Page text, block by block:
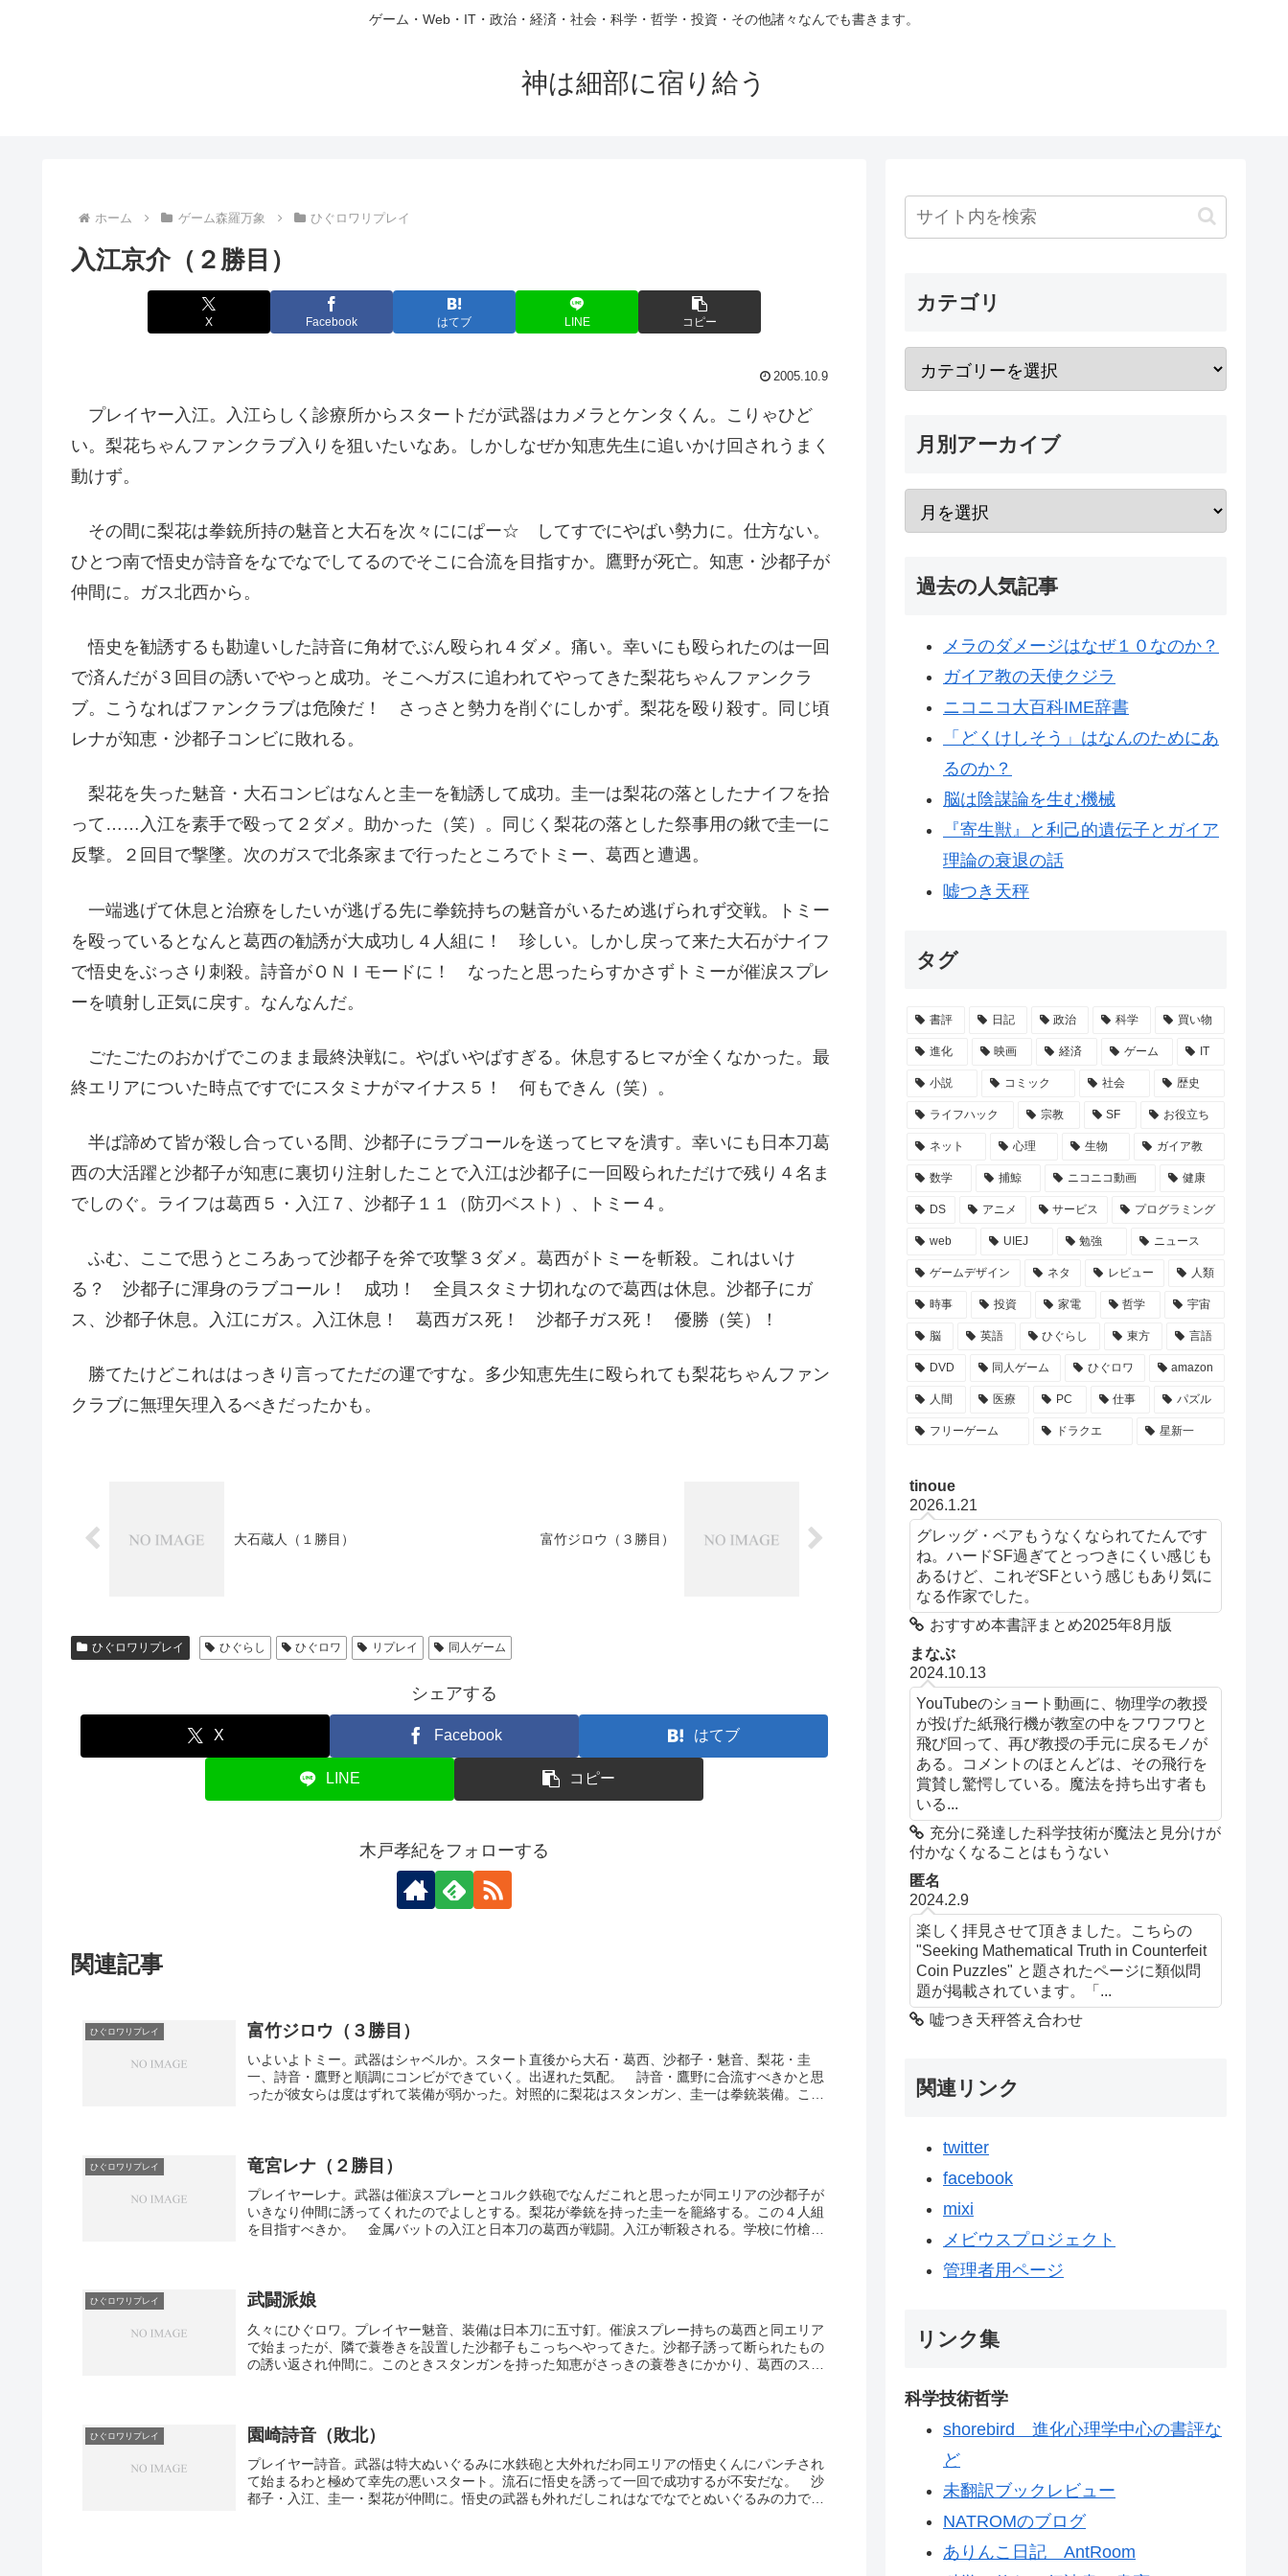
ゲーム・Web・IT・政治・経済・社会・科学・哲学・投資・その他諸々なんでも書きます。
神は細部に宿り給う
ホーム ゲーム森羅万象 ひぐロワリプレイ
入江京介（２勝目）
X Facebook はてブ LINE コピー
2005.10.9
プレイヤー入江。入江らしく診療所からスタートだが武器はカメラとケンタくん。こりゃひど
い。梨花ちゃんファンクラブ入りを狙いたいなあ。しかしなぜか知恵先生に追いかけ回されうまく
動けず。
その間に梨花は拳銃所持の魅音と大石を次々ににぱー☆ してすでにやばい勢力に。仕方ない。
ひとつ南で悟史が詩音をなでなでしてるのでそこに合流を目指すか。鷹野が死亡。知恵・沙都子が
仲間に。ガス北西から。
悟史を勧誘するも勘違いした詩音に角材でぶん殴られ４ダメ。痛い。幸いにも殴られたのは一回
で済んだが３回目の誘いでやっと成功。そこへガスに追われてやってきた梨花ちゃんファンクラ
ブ。こうなればファンクラブは危険だ！ さっさと勢力を削ぐにしかず。梨花を殴り殺す。同じ頃
レナが知恵・沙都子コンビに敗れる。
梨花を失った魅音・大石コンビはなんと圭一を勧誘して成功。圭一は梨花の落としたナイフを拾
って……入江を素手で殴って２ダメ。助かった（笑）。同じく梨花の落とした祭事用の鍬で圭一に
反撃。２回目で撃墜。次のガスで北条家まで行ったところでトミー、葛西と遭遇。
一端逃げて休息と治療をしたいが逃げる先に拳銃持ちの魅音がいるため逃げられず交戦。トミー
を殴っているとなんと葛西の勧誘が大成功し４人組に！ 珍しい。しかし戻って来た大石がナイフ
で悟史をぶっさり刺殺。詩音がＯＮＩモードに！ なったと思ったらすかさずトミーが催涙スプレ
ーを噴射し正気に戻す。なんなんだ。
ごたごたのおかげでこのまま最終決戦に。やばいやばすぎる。休息するヒマが全くなかった。最
終エリアについた時点ですでにスタミナがマイナス５！ 何もできん（笑）。
半ば諦めて皆が殺し合っている間、沙都子にラブコールを送ってヒマを潰す。幸いにも日本刀葛
西の大活躍と沙都子が知恵に裏切り注射したことで入江は沙都子に一回殴られただけで残り４名ま
でしのぐ。ライフは葛西５・入江７、沙都子１１（防刃ベスト）、トミー４。
ふむ、ここで思うところあって沙都子を斧で攻撃３ダメ。葛西がトミーを斬殺。これはいけ
る？ 沙都子に渾身のラブコール！ 成功！ 全員スタミナ切れなので葛西は休息。沙都子にガ
ス、沙都子休息。入江にガス。入江休息！ 葛西ガス死！ 沙都子ガス死！ 優勝（笑）！
勝てたけどこれははっきり言ってただの運ですな。多少知恵先生に殴られても梨花ちゃんファン
クラブに無理矢理入るべきだったかも。
大石蔵人（１勝目） 富竹ジロウ（３勝目）
ひぐロワリプレイ ひぐらし ひぐロワ リプレイ 同人ゲーム
シェアする
X Facebook はてブ
LINE コピー
木戸孝紀をフォローする
関連記事
ひぐロワリプレイ 富竹ジロウ（３勝目）
いよいよトミー。武器はシャベルか。スタート直後から大石・葛西、沙都子・魅音、梨花・圭
一、詩音・鷹野と順調にコンビができていく。出遅れた気配。 詩音・鷹野に合流すべきかと思
ったが彼女らは度はずれて装備が弱かった。対照的に梨花はスタンガン、圭一は拳銃装備。ここ
ミーを誘って仲間に。ケガの功名か。ガスは周辺から。 しかし、悟史は沙都子をなでなでして
葛西は知恵先生を襲う。反撃で大石が火葬式＊で爆殺されるが。葛西が止めを刺す。 ガス予報
から逃れてきたレナと遭遇。出...
ひぐロワリプレイ 竜宮レナ（２勝目）
プレイヤーレナ。武器は催涙スプレーとコルク鉄砲でなんだこれと思ったが同エリアの沙都子が
いきなり仲間に誘ってくれたのでよしとする。梨花が拳銃を持った圭一を籠絡する。この４人組
を目指すべきか。 金属バットの入江と日本刀の葛西が戦闘。入江が斬殺される。学校に竹槍を
即座に狩る。 集会所にて葛西・鷹野組に知恵、富竹が遭遇戦。全員ダメージを受ける。いい調
のシャベルと梨花の鍬で即死。さらに富竹も罠にはかかっていないのに出会い頭に圭一が２４ダ
メージで射殺。さすが得意に...
ひぐロワリプレイ 武闘派娘
久々にひぐロワ。プレイヤー魅音、装備は日本刀に五寸釘。催涙スプレー持ちの葛西と同エリア
で始まったが、隣で蓑巻きを設置した沙都子もこっちへやってきた。沙都子誘って断られたもの
の誘い返され仲間に。このときスタンガンを持った知恵がさっきの蓑巻きにかかり、葛西のスプ
たレナを射殺し、レナの注射器をタカノンが奪う。さらにやってきた詩音もゴルフクラブの打撃
ンビは罠を設置しながら歩き回る。 大石、悟史、圭一、梨花が偶然集まってきて４つ巴の戦
い、柔道技で瀕死になった悟史...
ひぐロワリプレイ 園崎詩音（敗北）
プレイヤー詩音。武器は特大ぬいぐるみに水鉄砲と大外れだわ同エリアの悟史くんにパンチされ
て始まるわと極めて幸先の悪いスタート。流石に悟史を誘って一回で成功するが不安だな。 沙
都子・入江、圭一・梨花が仲間に。悟史の武器も外れだしこれはなでなでとぬいぐるみの力で拳
カテゴリ
月別アーカイブ
過去の人気記事
メラのダメージはなぜ１０なのか？
ガイア教の天使クジラ
ニコニコ大百科IME辞書
「どくけしそう」はなんのためにあ
るのか？
脳は陰謀論を生む機械
『寄生獣』と利己的遺伝子とガイア
理論の衰退の話
嘘つき天秤
タグ
書評 日記 政治 科学 買い物
進化 映画 経済 ゲーム IT
小説 コミック 社会 歴史
ライフハック 宗教 SF お役立ち
ネット 心理 生物 ガイア教
数学 捕鯨 ニコニコ動画 健康
DS アニメ サービス プログラミング
web UIEJ 勉強 ニュース
ゲームデザイン ネタ レビュー 人類
時事 投資 家電 哲学 宇宙
脳 英語 ひぐらし 東方 言語
DVD 同人ゲーム ひぐロワ amazon
人間 医療 PC 仕事 パズル
フリーゲーム ドラクエ 星新一
tinoue
2026.1.21
グレッグ・ベアもうなくなられてたんです
ね。ハードSF過ぎてとっつきにくい感じも
あるけど、これぞSFという感じもあり気に
なる作家でした。
おすすめ本書評まとめ2025年8月版
まなぶ
2024.10.13
YouTubeのショート動画に、物理学の教授
が投げた紙飛行機が教室の中をフワフワと
飛び回って、再び教授の手元に戻るモノが
ある。コメントのほとんどは、その飛行を
賞賛し驚愕している。魔法を持ち出す者も
いる...
充分に発達した科学技術が魔法と見分けが
付かなくなることはもうない
匿名
2024.2.9
楽しく拝見させて頂きました。こちらの
"Seeking Mathematical Truth in Counterfeit
Coin Puzzles" と題されたページに類似問
題が掲載されています。「...
嘘つき天秤答え合わせ
関連リンク
twitter
facebook
mixi
メビウスプロジェクト
管理者用ページ
リンク集
科学技術哲学
shorebird 進化心理学中心の書評な
ど
未翻訳ブックレビュー
NATROMのブログ
ありんこ日記 AntRoom